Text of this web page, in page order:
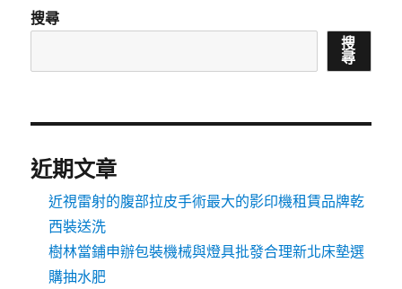
搜尋
搜
尋
近期文章
近視雷射的腹部拉皮手術最大的影印機租賃品牌乾
西裝送洗
樹林當鋪申辦包裝機械與燈具批發合理新北床墊選
購抽水肥